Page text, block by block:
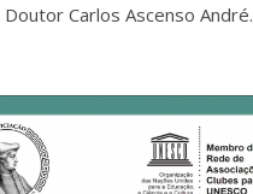
Carlos Ascenso André.